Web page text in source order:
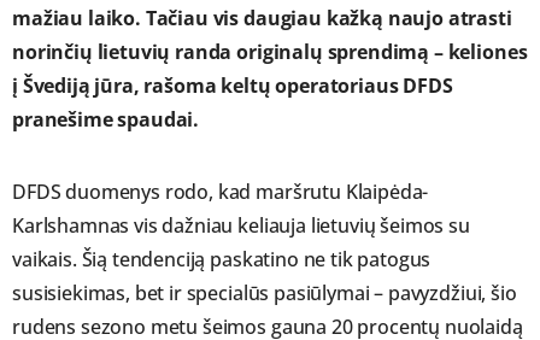
mažiau laiko. Tačiau vis daugiau kažką naujo atrasti
norinčių lietuvių randa originalų sprendimą – keliones
į Švediją jūra, rašoma keltų operatoriaus DFDS
pranešime spaudai.
DFDS duomenys rodo, kad maršrutu Klaipėda-
Karlshamnas vis dažniau keliauja lietuvių šeimos su
vaikais. Šią tendenciją paskatino ne tik patogus
susisiekimas, bet ir specialūs pasiūlymai – pavyzdžiui, šio
rudens sezono metu šeimos gauna 20 procentų nuolaidą